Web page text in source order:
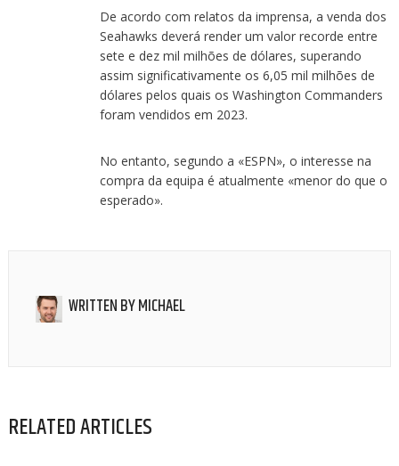
De acordo com relatos da imprensa, a venda dos
Seahawks deverá render um valor recorde entre
sete e dez mil milhões de dólares, superando
assim significativamente os 6,05 mil milhões de
dólares pelos quais os Washington Commanders
foram vendidos em 2023.
No entanto, segundo a «ESPN», o interesse na
compra da equipa é atualmente «menor do que o
esperado».
WRITTEN BYMICHAEL
RELATED ARTICLES